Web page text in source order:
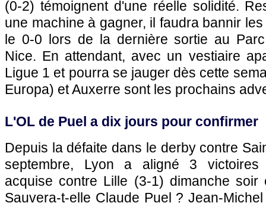
(0-2) témoignent d'une réelle solidité.
une machine à gagner, il faudra bannir
le 0-0 lors de la dernière sortie au
Nice. En attendant, avec un vestiaire
Ligue 1 et pourra se jauger dès cette
Europa) etAuxerre sont les prochains
L'OL de Puel a dix jours pour confirmer
Depuis la défaite dans le derby contre
septembre, Lyon a aligné 3 victoires
acquise contre Lille (3-1) dimanche soir
Sauvera-t-elle Claude Puel ? Jean-